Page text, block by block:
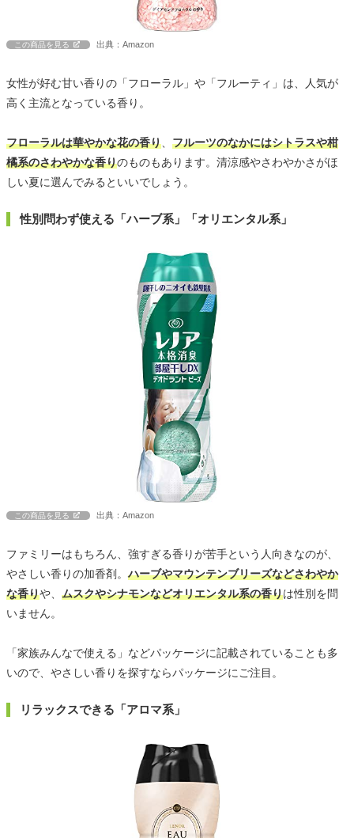
この商品を見る 出典：Amazon
女性が好む甘い香りの「フローラル」や「フルーティ」は、人気が
高く主流となっている香り。
フローラルは華やかな花の香り
フルーツのなかにはシトラスや柑
橘系のさわやかな香りのものもあります。清涼感やさわやかさがほ
しい夏に選んでみるといいでしょう。
性別問わず使える「ハーブ系」「オリエンタル系」
この商品を見る 出典：Amazon
ファミリーはもちろん、強すぎる香りが苦手という人向きなのが、
やさしい香りの加香剤。ハーブやマウンテンブリーズなどさわやか
な香りや、 ムスクやシナモンなどオリエンタル系の香りは性別を問
いません。
「家族みんなで使える」などパッケージに記載されていることも多
いので、やさしい香りを探すならパッケージにご注目。
リラックスできる「アロマ系」